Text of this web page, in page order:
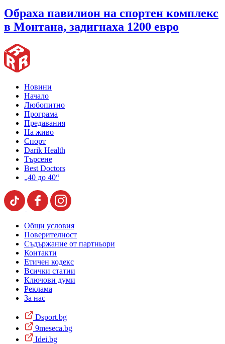
Обраха павилион на спортен комплекс
в Монтана, задигнаха 1200 евро
Новини
Начало
Любопитно
Програма
Предавания
На живо
Спорт
Darik Health
Търсене
Best Doctors
„40 до 40“
Общи условия
Поверителност
Съдържание от партньори
Контакти
Етичен кодекс
Всички статии
Ключови думи
Реклама
За нас
Dsport.bg
9meseca.bg
Idei.bg